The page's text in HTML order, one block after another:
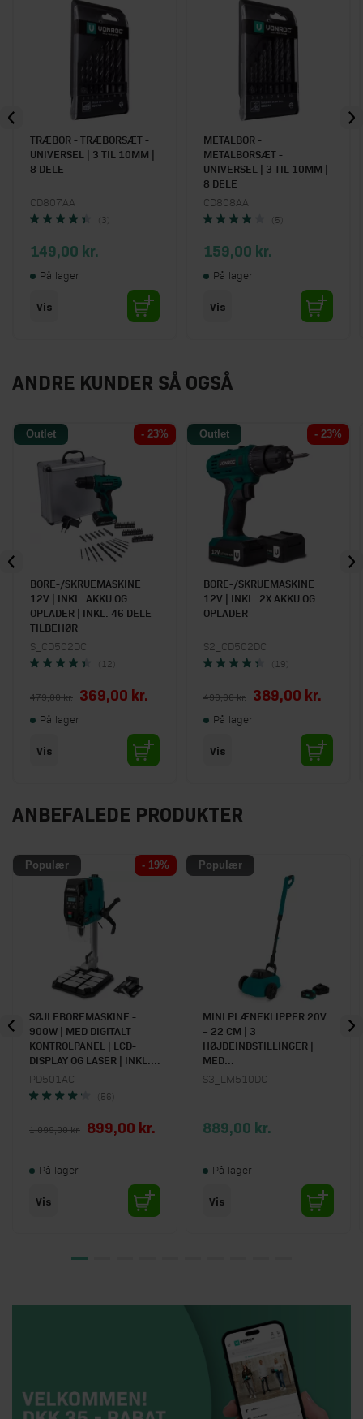
TRÆBOR - TRÆBORSÆT -
UNIVERSEL | 3 TIL 10MM |
8 DELE
CD807AA
(3)
149,00 kr.
På lager
Vis
METALBOR -
METALBORSÆT -
UNIVERSEL | 3 TIL 10MM |
8 DELE
CD808AA
(5)
159,00 kr.
På lager
Vis
ANDRE KUNDER SÅ OGSÅ
- 23%
Outlet
BORE-/SKRUEMASKINE
12V | INKL. AKKU OG
OPLADER | INKL. 46 DELE
TILBEHØR
S_CD502DC
(12)
479,00 kr. Special Price
369,00 kr.
På lager
Vis
- 23%
Outlet
BORE-/SKRUEMASKINE
12V | INKL. 2X AKKU OG
OPLADER
S2_CD502DC
(19)
499,00 kr. Special Price
389,00 kr.
På lager
Vis
ANBEFALEDE PRODUKTER
Populær - 19%
SØJLEBOREMASKINE -
900W | MED DIGITALT
KONTROLPANEL | LCD-
DISPLAY OG LASER | INKL.
TILBEHØR
PD501AC
(56)
1.099,00 kr. Special Price
899,00 kr.
På lager
Vis
Populær
MINI PLÆNEKLIPPER 20V
– 22 CM | 3
HØJDEINDSTILLINGER |
MED
MALKULERINGSFUNKTION |
INKL. 4.0AH AKKU OG
S3_LM510DC
889,00 kr.
På lager
Vis